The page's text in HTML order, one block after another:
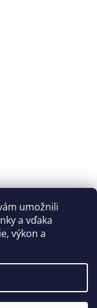
umožnili
a vďaka
výkon a